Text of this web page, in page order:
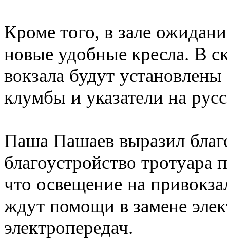
Кроме того, в зале
новые удобные кресла. В
вокзала будут
клумбы и указатели на
Паша Пашаев выразил
благоустройство
что освещение на
ждут помощи в замене
электропередач.